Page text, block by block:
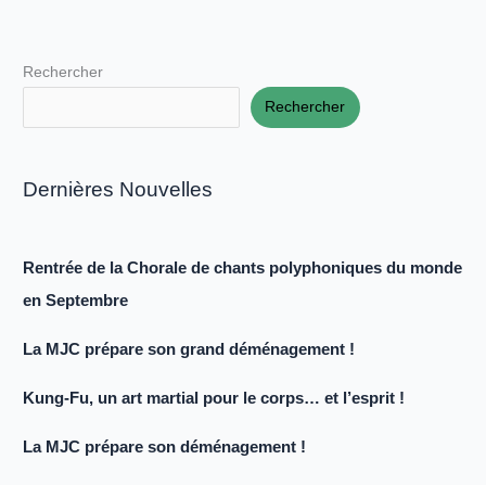
Rechercher
Rechercher
Dernières Nouvelles
Rentrée de la Chorale de chants polyphoniques du monde
en Septembre
La MJC prépare son grand déménagement !
Kung-Fu, un art martial pour le corps… et l’esprit !
La MJC prépare son déménagement !